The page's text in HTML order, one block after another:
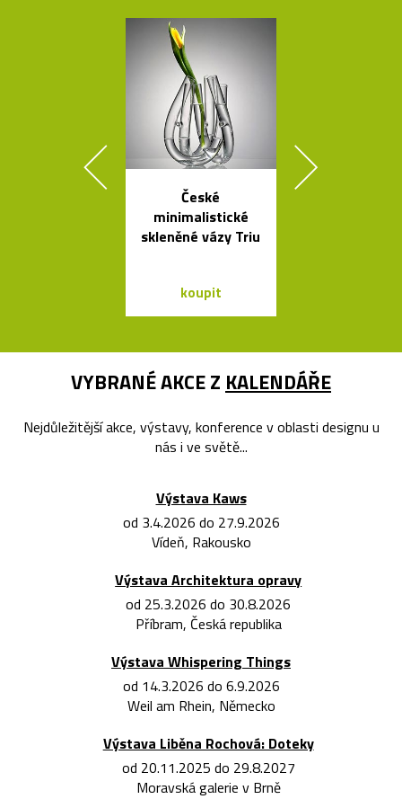
České
minimalistické
skleněné vázy Triu
koupit
VYBRANÉ AKCE Z KALENDÁŘE
Nejdůležitější akce, výstavy, konference v oblasti designu u
nás i ve světě...
Výstava Kaws
od 3.4.2026 do 27.9.2026
Vídeň, Rakousko
Výstava Architektura opravy
od 25.3.2026 do 30.8.2026
Příbram, Česká republika
Výstava Whispering Things
od 14.3.2026 do 6.9.2026
Weil am Rhein, Německo
Výstava Liběna Rochová: Doteky
od 20.11.2025 do 29.8.2027
Moravská galerie v Brně